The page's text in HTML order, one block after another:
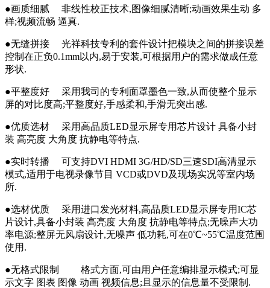
●画质细腻 非线性校正技术,图像细腻清晰;动画效果生动 多
样;视频流畅 逼真.
●无缝拼接 光祥科技专利的套件设计把模块之间的拼接误差
控制在正负0.1mm以内,易于安装,可根据用户的需求做成任意
形状.
●平整度好 采用我司的专利面罩墨色一致,从而使整个显示
屏的对比度高;平整度好,手感柔和,手滑无突出感.
●优质选材 采用高品质LED显示屏专用芯片设计 具备小封
装 高亮度 大角度 抗静电等特点.
●实时转播 可支持DVI HDMI 3G/HD/SD三速SDI高清显示
模式,适用于电视录像节目 VCD或DVD及现场实况等室内场
所.
●选材优质 采用进口发光材料,高品质LED显示屏专用IC芯
片设计,具备小封装 高亮度 大角度 抗静电等特点;无噪声大功
率电源;整屏无风扇设计,无噪声 低功耗,可在0℃~55℃温度范围
使用.
●无格式限制 格式方面,可由用户任意编排显示模式;可显
示文字 图表 图像 动画 视频信息;且显示的信息量不受限制.